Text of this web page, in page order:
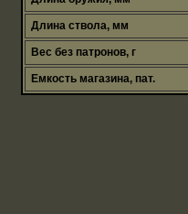
Длина ствола, мм
Вес без патронов, г
Емкость магазина, пат.